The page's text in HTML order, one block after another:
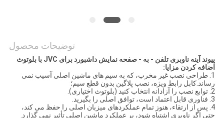
توضیحات محصول
پیوند آینه ناوبری تلفن - به - صفحه نمایش داشبورد برای JVC با بلوتوث
اضافه کردن مزایا:
1. طراحی نصب غیر مخرب، که به سیم های ماشین اصلی آسیب نمی
رساند.کابل رابط ویژه، نصب پلاگین بدون قطع سیم؛
2. توابع نصب را آزادانه انتخاب کنید (بلوتوث اختیاری).
3. فناوری قابل اعتماد است، توافق اصلی را بگیرید.
4. پس از ارتقاء، هنوز تمام عملکردهای میزبان اصلی را حفظ می کند،
حتی اگر ناوبری اشتباه شود، بر عملکرد ماشین اصلی تأثیر نمی گذارد.